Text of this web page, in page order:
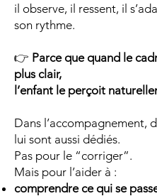
il observe, il ressent, il
son rythme.
👉 Parce que quand le
plus clair,
l’enfant le perçoit
Dans l’accompagnement,
lui sont aussi dédiés.
Pas pour le “corriger”.
Mais pour l’aider à :
comprendre ce qui se